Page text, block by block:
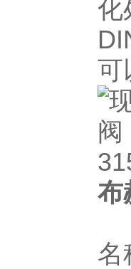
化
可
布
名